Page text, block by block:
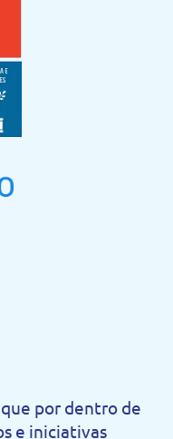
por dentro de
e iniciativas